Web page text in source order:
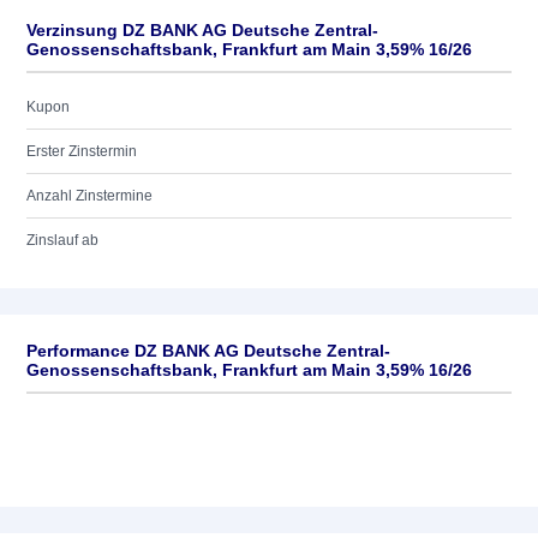
Verzinsung DZ BANK AG Deutsche Zentral-
Genossenschaftsbank, Frankfurt am Main 3,59% 16/26
Kupon
Erster Zinstermin
Anzahl Zinstermine
Zinslauf ab
Performance DZ BANK AG Deutsche Zentral-
Genossenschaftsbank, Frankfurt am Main 3,59% 16/26